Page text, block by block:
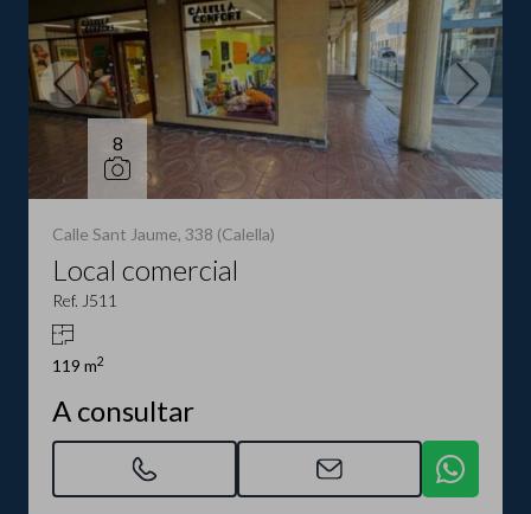
8
Calle Sant Jaume, 338 (Calella)
Local comercial
Ref. J511
119 m2
A consultar